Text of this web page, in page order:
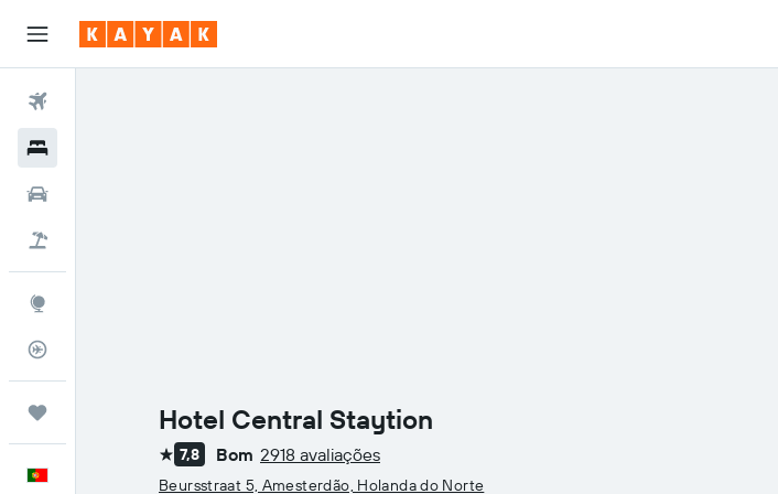
Hotel Central Staytion
1 estrela
7,8 Bom 2918 avaliações
Beursstraat 5, Amesterdão, Holanda do Norte